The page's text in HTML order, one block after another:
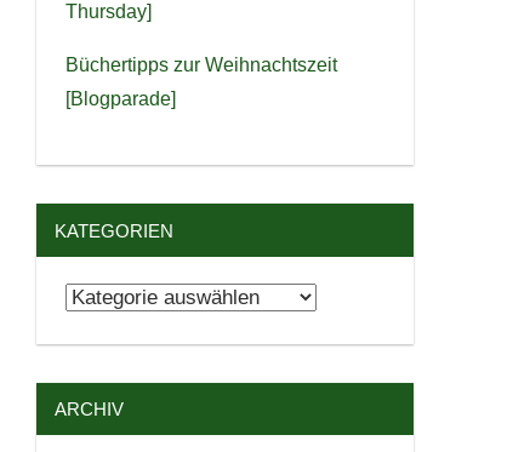
Thursday]
Büchertipps zur Weihnachtszeit
[Blogparade]
KATEGORIEN
Kategorien
ARCHIV